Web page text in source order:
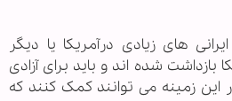
های زیادی درآمریکا یا دیگر
بازداشت شده اند و باید برای آزادی
این زمینه می توانند کمک کنند که